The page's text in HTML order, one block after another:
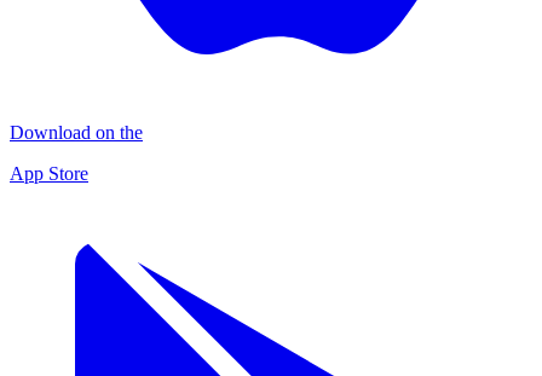
Download on the
App Store